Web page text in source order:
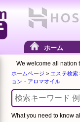
ホーム
We welcome all nation
ホームページ > エステ検索
ョン・アロマオイル
What you need to know